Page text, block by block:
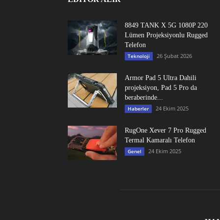
8849 TANK X 5G 1080P 220
Lümen Projeksiyonlu Rugged
Telefon
Teknoloji 26 Şubat 2026
Armor Pad 5 Ultra Dahili
projeksiyon, Pad 5 Pro da
beraberinde...
Haberler 24 Ekim 2025
RugOne Xever 7 Pro Rugged
Termal Kamaralı Telefon
Genel 24 Ekim 2025